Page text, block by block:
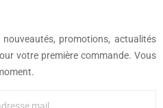
promotions, actualités
votre première commande. Vous